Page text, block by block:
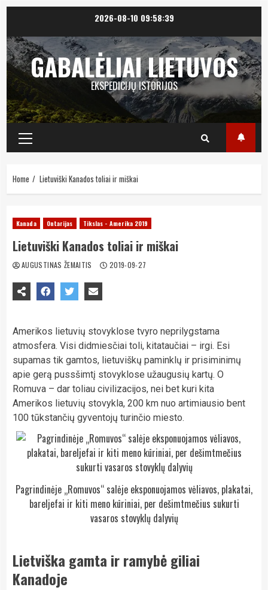
content
2026-08-10 09:58:40
GABALĖLIAI LIETUVOS
EKSPEDICIJŲ ISTORIJOS
Primary
Menu
Home Lietuviški Kanados toliai ir miškai
Kanada Ontarijas Tikslas - Amerika 2019
Lietuviški Kanados toliai ir miškai
AUGUSTINAS ŽEMAITIS 2019-09-27
Amerikos lietuvių stovyklose tvyro neprilygstama
atmosfera. Visi didmiesčiai toli, kitataučiai – irgi. Esi
supamas tik gamtos, lietuviškų paminklų ir prisiminimų
apie gerą pussšimtį stovyklose užaugusių kartų. O
Romuva – dar toliau civilizacijos, nei bet kuri kita
Amerikos lietuvių stovykla, 200 km nuo artimiausio bent
100 tūkstančių gyventojų turinčio miesto.
Pagrindinėje „Romuvos“ salėje eksponuojamos vėliavos, plakatai,
bareljefai ir kiti meno kūriniai, per dešimtmečius sukurti
vasaros stovyklų dalyvių
Lietviška gamta ir ramybė giliai
Kanadoje